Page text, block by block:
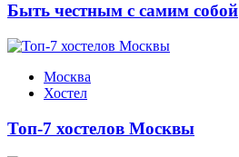
Быть честным с самим собой
Москва
Хостел
Топ-7 хостелов Москвы